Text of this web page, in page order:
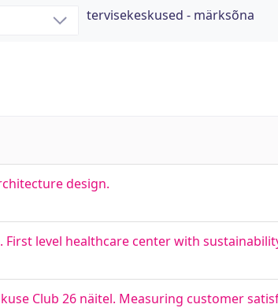
tervisekeskused - märksõna
design.
level healthcare center with
Club 26 näitel. Measuring customer